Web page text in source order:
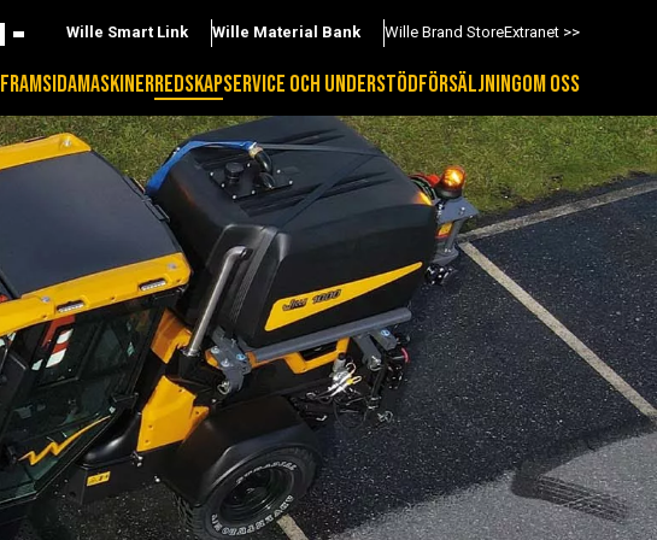
Wille Smart Link Wille Material Bank Wille Brand StoreExtranet >>
FRAMSIDAMASKINERREDSKAPSERVICE OCH UNDERSTÖDFÖRSÄLJNINGOM OSS